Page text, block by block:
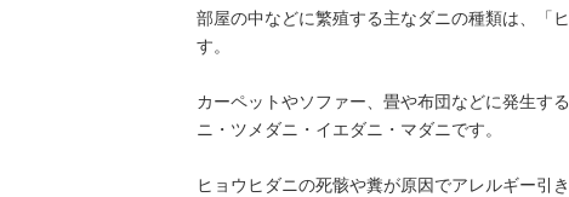
部屋の中などに繁殖する主なダニの種類は、「
す。
カーペットやソファー、畳や布団などに発生す
ニ・ツメダニ・イエダニ・マダニです。
ヒョウヒダニの死骸や糞が原因でアレルギー引